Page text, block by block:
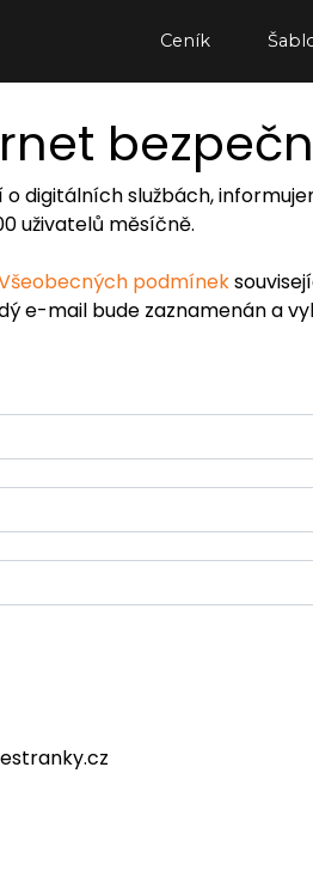
Ceník
o digitálních službách,
uživatelů měsíčně.
podmínek
e-mail bude zaznamenán a